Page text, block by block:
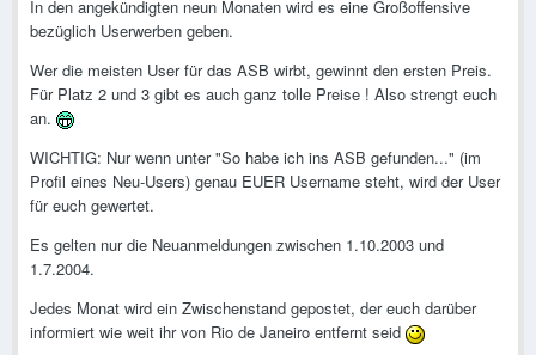
In den angekündigten neun Monaten wird es eine Großoffensive
bezüglich Userwerben geben.
Wer die meisten User für das ASB wirbt, gewinnt den ersten Preis.
Für Platz 2 und 3 gibt es auch ganz tolle Preise ! Also strengt euch
an.
WICHTIG: Nur wenn unter "So habe ich ins ASB gefunden..." (im
Profil eines Neu-Users) genau EUER Username steht, wird der User
für euch gewertet.
Es gelten nur die Neuanmeldungen zwischen 1.10.2003 und
1.7.2004.
Jedes Monat wird ein Zwischenstand gepostet, der euch darüber
informiert wie weit ihr von Rio de Janeiro entfernt seid